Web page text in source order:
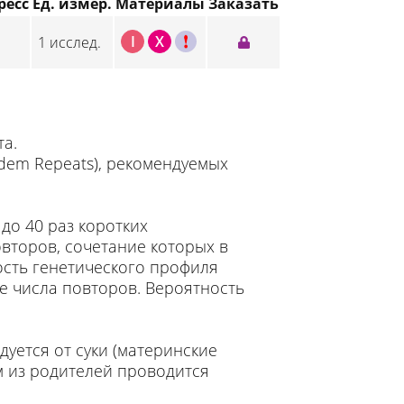
1 исслед. I X C
Repeats), рекомендуемых
40 раз коротких
сочетание которых в
генетического профиля
числа повторов. Вероятность
от суки (материнские
родителей проводится